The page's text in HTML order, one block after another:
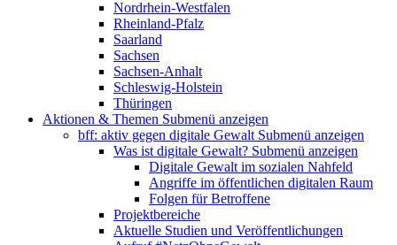
Nordrhein-Westfalen
Rheinland-Pfalz
Saarland
Sachsen
Sachsen-Anhalt
Schleswig-Holstein
Thüringen
Aktionen & Themen Submenü anzeigen
bff: aktiv gegen digitale Gewalt Submenü anzeigen
Was ist digitale Gewalt? Submenü anzeigen
Digitale Gewalt im sozialen Nahfeld
Angriffe im öffentlichen digitalen Raum
Folgen für Betroffene
Projektbereiche
Aktuelle Studien und Veröffentlichungen